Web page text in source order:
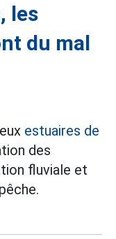
les
du mal
estuaires de
des
fluviale et